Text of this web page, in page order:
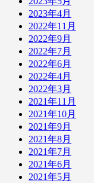
2023年4月
2022年11月
2022年9月
2022年7月
2022年6月
2022年4月
2022年3月
2021年11月
2021年10月
2021年9月
2021年8月
2021年7月
2021年6月
2021年5月